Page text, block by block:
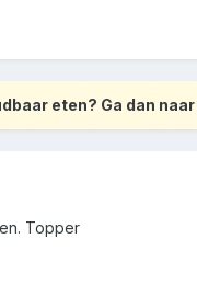
eten? Ga dan naar
Topper